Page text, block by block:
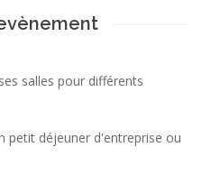
salles pour différents
petit déjeuner d'entreprise ou